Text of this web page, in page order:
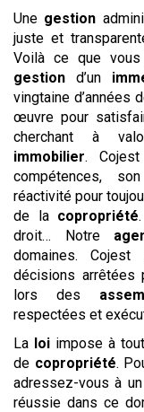
Une gestion
juste et
Voilà ce que
gestion d’un
vingtaine d’années
œuvre pour
cherchant à
immobilier.
compétences,
réactivité pour
de la copropriété
droit… Notre
domaines. Cojest
décisions arrêtées
lors des
respectées et
La loiimpose à
de copropriété.
adressez-vous à un
réussie dans ce